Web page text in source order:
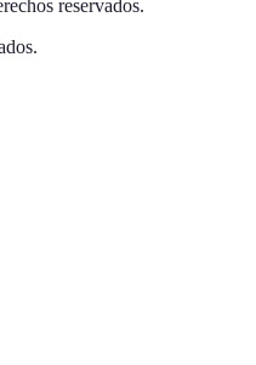
reservados.